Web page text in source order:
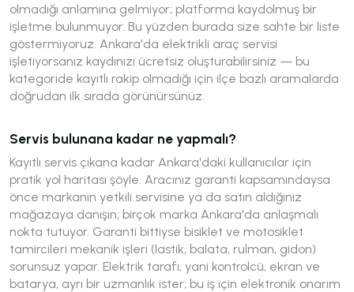
olmadığı anlamına gelmiyor; platforma kaydolmuş bir
işletme bulunmuyor. Bu yüzden burada size sahte bir liste
göstermiyoruz. Ankara'da elektrikli araç servisi
işletiyorsanız kaydınızı ücretsiz oluşturabilirsiniz — bu
kategoride kayıtlı rakip olmadığı için ilçe bazlı aramalarda
doğrudan ilk sırada görünürsünüz.
Servis bulunana kadar ne yapmalı?
Kayıtlı servis çıkana kadar Ankara'daki kullanıcılar için
pratik yol haritası şöyle. Aracınız garanti kapsamındaysa
önce markanın yetkili servisine ya da satın aldığınız
mağazaya danışın; birçok marka Ankara'da anlaşmalı
nokta tutuyor. Garanti bittiyse bisiklet ve motosiklet
tamircileri mekanik işleri (lastik, balata, rulman, gidon)
sorunsuz yapar. Elektrik tarafı, yani kontrolcü, ekran ve
batarya, ayrı bir uzmanlık ister; bu iş için elektronik onarım